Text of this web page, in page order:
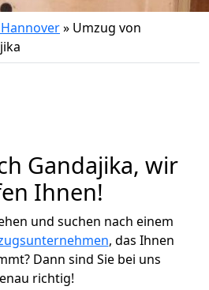
» Umzug von
Gandajika, wir
Ihnen!
und suchen nach einem
, das Ihnen
Dann sind Sie bei uns
richtig!